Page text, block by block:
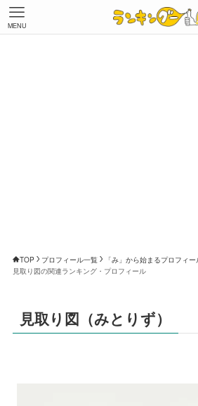
MENU
TOP プロフィール一覧
「み」から始まるプロフィ
見取り図の関連ランキング・プロフィール
見取り図（みとりず）